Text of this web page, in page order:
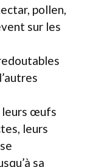
pollen,
sur les
leurs œufs
leurs
sa